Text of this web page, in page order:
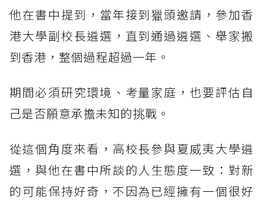
他在書中提到，當年接到獵頭邀請，參加香
港大學副校長遴選，直到通過遴選、舉家搬
到香港，整個過程超過一年。
期間必須研究環境、考量家庭，也要評估自
己是否願意承擔未知的挑戰。
從這個角度來看，高校長參與夏威夷大學遴
選，與他在書中所談的人生態度一致：對新
的可能保持好奇，不因為已經擁有一個很好